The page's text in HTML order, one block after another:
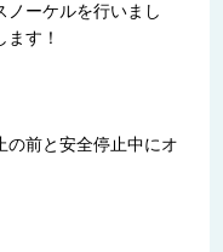
ノーケルを行いまし
す！
の前と安全停止中にオ